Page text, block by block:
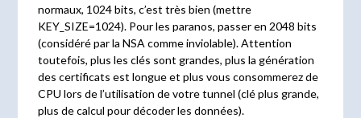
normaux, 1024 bits, c’est très bien (mettre
KEY_SIZE=1024). Pour les paranos, passer en 2048 bits
(considéré par la NSA comme inviolable). Attention
toutefois, plus les clés sont grandes, plus la génération
des certificats est longue et plus vous consommerez de
CPU lors de l’utilisation de votre tunnel (clé plus grande,
plus de calcul pour décoder les données).